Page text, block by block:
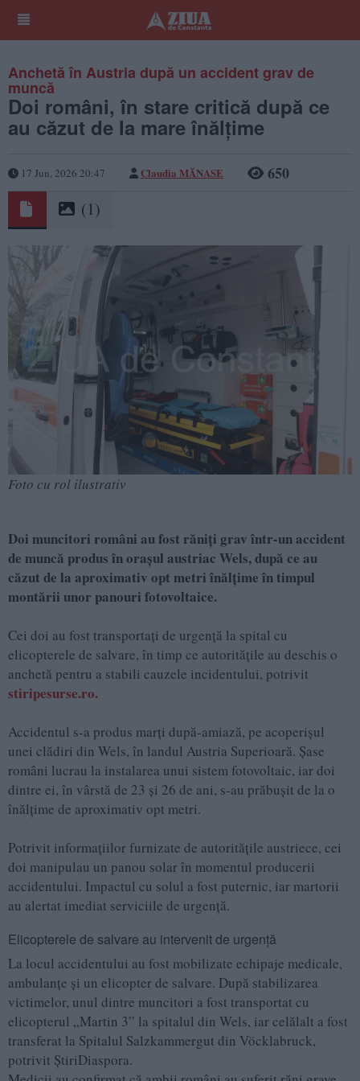
Anchetă în Austria după un accident grav de
muncă
Doi români, în stare critică după ce
au căzut de la mare înălțime
17 Jun, 2026 20:47 Claudia MĂNASE 650
(1)
Foto cu rol ilustrativ
Doi muncitori români au fost răniți grav într-un accident
de muncă produs în orașul austriac Wels, după ce au
căzut de la aproximativ opt metri înălțime în timpul
montării unor panouri fotovoltaice.
Cei doi au fost transportați de urgență la spital cu
elicopterele de salvare, în timp ce autoritățile au deschis o
anchetă pentru a stabili cauzele incidentului, potrivit
stiripesurse.ro.
Accidentul s-a produs marți după-amiază, pe acoperișul
unei clădiri din Wels, în landul Austria Superioară. Șase
români lucrau la instalarea unui sistem fotovoltaic, iar doi
dintre ei, în vârstă de 23 și 26 de ani, s-au prăbușit de la o
înălțime de aproximativ opt metri.
Potrivit informațiilor furnizate de autoritățile austriece, cei
doi manipulau un panou solar în momentul producerii
accidentului. Impactul cu solul a fost puternic, iar martorii
au alertat imediat serviciile de urgență.
Elicopterele de salvare au intervenit de urgență
La locul accidentului au fost mobilizate echipaje medicale,
ambulanțe și un elicopter de salvare. După stabilizarea
victimelor, unul dintre muncitori a fost transportat cu
elicopterul „Martin 3” la spitalul din Wels, iar celălalt a fost
transferat la Spitalul Salzkammergut din Vöcklabruck,
potrivit ȘtiriDiaspora.